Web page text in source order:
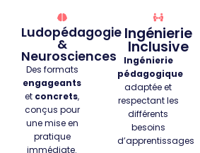
Ludopédagogie
&
Neurosciences
Des formats
engageants
et concrets,
conçus pour
une mise en
pratique
immédiate.
Ingénierie
Inclusive
Ingénierie
pédagogique
adaptéeet
respectant les
différents
besoins
d’apprentissages